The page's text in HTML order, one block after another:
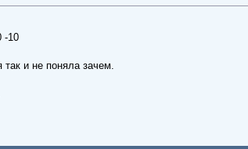
-10
так и не поняла зачем.